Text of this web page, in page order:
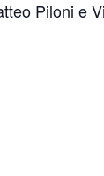
Piloni e